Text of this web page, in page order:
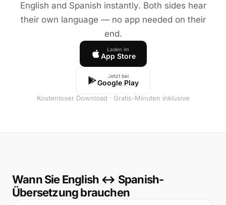
English and Spanish instantly. Both sides hear
their own language — no app needed on their
end.
Laden im
App Store
Jetzt bei
Google Play
Kostenloser Download · Gratis-Minuten inklusive
Wann Sie English ↔ Spanish-
Übersetzung brauchen